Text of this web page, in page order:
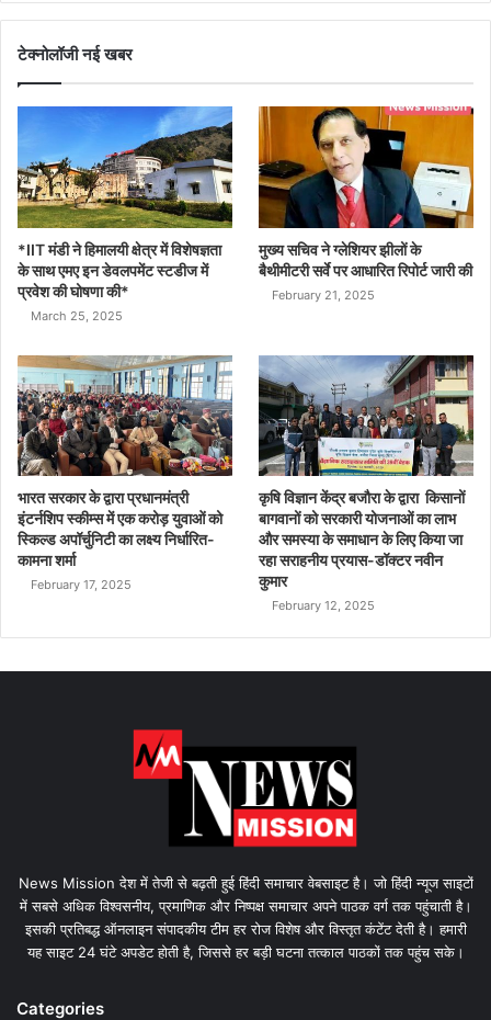
टेक्नोलॉजी नई खबर
*IIT मंडी ने हिमालयी क्षेत्र में विशेषज्ञता
के साथ एमए इन डेवलपमेंट स्टडीज में
प्रवेश की घोषणा की*
March 25, 2025
मुख्य सचिव ने ग्लेशियर झीलों के
बैथीमीटरी सर्वे पर आधारित रिपोर्ट जारी की
February 21, 2025
भारत सरकार के द्वारा प्रधानमंत्री
इंटर्नशिप स्कीम्स में एक करोड़ युवाओं को
स्किल्ड अपॉर्चुनिटी का लक्ष्य निर्धारित-
कामना शर्मा
February 17, 2025
कृषि विज्ञान केंद्र बजौरा के द्वारा किसानों
बागवानों को सरकारी योजनाओं का लाभ
और समस्या के समाधान के लिए किया जा
रहा सराहनीय प्रयास-डॉक्टर नवीन
कुमार
February 12, 2025
News Mission देश में तेजी से बढ़ती हुई हिंदी समाचार वेबसाइट है। जो हिंदी न्यूज साइटों
में सबसे अधिक विश्वसनीय, प्रमाणिक और निष्पक्ष समाचार अपने पाठक वर्ग तक पहुंचाती है।
इसकी प्रतिबद्ध ऑनलाइन संपादकीय टीम हर रोज विशेष और विस्तृत कंटेंट देती है। हमारी
यह साइट 24 घंटे अपडेट होती है, जिससे हर बड़ी घटना तत्काल पाठकों तक पहुंच सके।
Categories